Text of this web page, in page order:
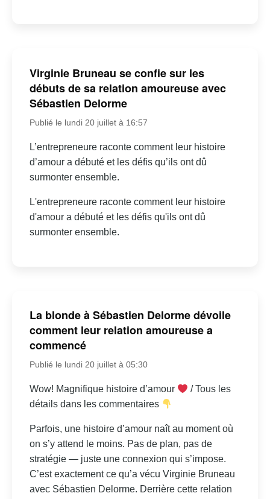
Virginie Bruneau se confie sur les
débuts de sa relation amoureuse avec
Sébastien Delorme
Publié le lundi 20 juillet à 16:57
L’entrepreneure raconte comment leur histoire
d’amour a débuté et les défis qu’ils ont dû
surmonter ensemble.
L'entrepreneure raconte comment leur histoire
d'amour a débuté et les défis qu'ils ont dû
surmonter ensemble.
La blonde à Sébastien Delorme dévoile
comment leur relation amoureuse a
commencé
Publié le lundi 20 juillet à 05:30
Wow! Magnifique histoire d’amour
/ Tous les
détails dans les commentaires
Parfois, une histoire d’amour naît au moment où
on s’y attend le moins. Pas de plan, pas de
stratégie — juste une connexion qui s’impose.
C’est exactement ce qu’a vécu Virginie Bruneau
avec Sébastien Delorme. Derrière cette relation